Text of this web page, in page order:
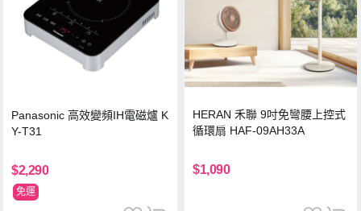
Panasonic 高效變頻IH電磁爐 K
Y-T31
$2,290
免運
HERAN 禾聯 9吋免彎腰上控式
循環扇 HAF-09AH33A
$1,090